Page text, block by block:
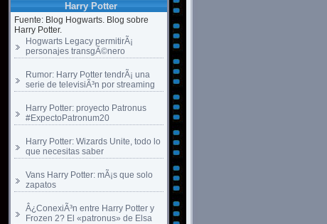
Harry Potter
Fuente: Blog Hogwarts. Blog sobre
Harry Potter.
Hogwarts Legacy permitirÃ¡
personajes transgÃ©nero
Rumor: Harry Potter tendrÃ¡ una
serie de televisiÃ³n por streaming
Harry Potter: proyecto Patronus
#ExpectoPatronum20
Harry Potter: Wizards Unite, todo lo
que necesitas saber
Vans Harry Potter: mÃ¡s que solo
zapatos
Â¿ConexiÃ³n entre Harry Potter y
Frozen 2? El «patronus» de Elsa